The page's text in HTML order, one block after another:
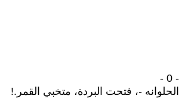
- 0 -
الحلوانه -، فتحت البردة، متخبي القمر.!